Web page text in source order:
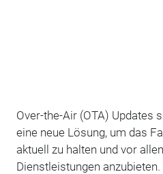
Over-the-Air (OTA) Updates
eine neue Lösung, um das
aktuell zu halten und vor
Dienstleistungen